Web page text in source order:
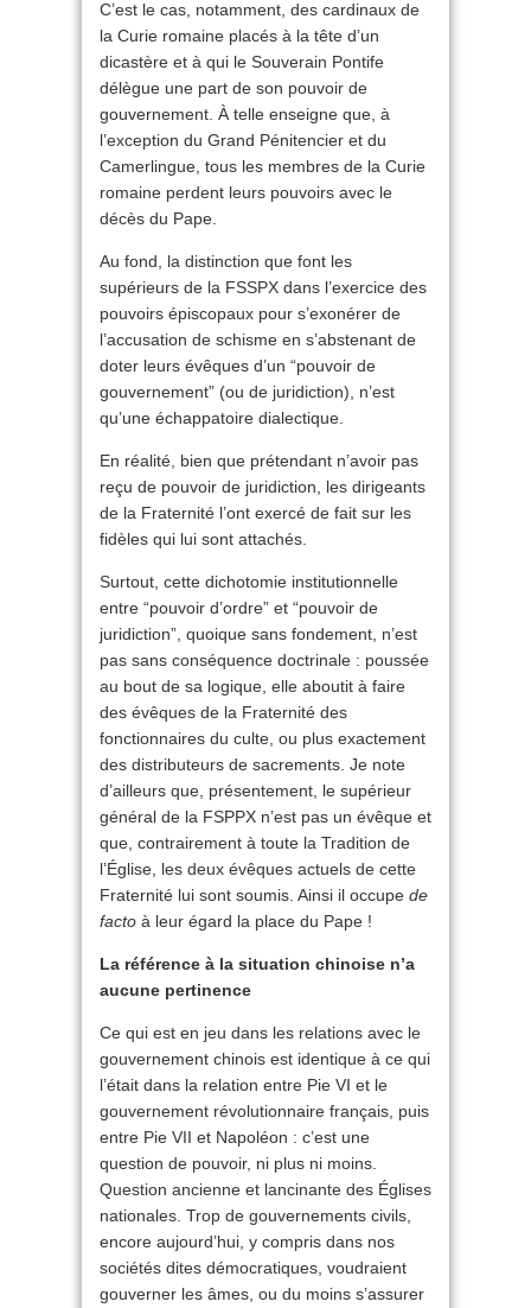
C’est le cas, notamment, des cardinaux de
la Curie romaine placés à la tête d’un
dicastère et à qui le Souverain Pontife
délègue une part de son pouvoir de
gouvernement. À telle enseigne que, à
l’exception du Grand Pénitencier et du
Camerlingue, tous les membres de la Curie
romaine perdent leurs pouvoirs avec le
décès du Pape.
Au fond, la distinction que font les
supérieurs de la FSSPX dans l’exercice des
pouvoirs épiscopaux pour s’exonérer de
l’accusation de schisme en s’abstenant de
doter leurs évêques d’un “pouvoir de
gouvernement” (ou de juridiction), n’est
qu’une échappatoire dialectique.
En réalité, bien que prétendant n’avoir pas
reçu de pouvoir de juridiction, les dirigeants
de la Fraternité l’ont exercé de fait sur les
fidèles qui lui sont attachés.
Surtout, cette dichotomie institutionnelle
entre “pouvoir d’ordre” et “pouvoir de
juridiction”, quoique sans fondement, n’est
pas sans conséquence doctrinale : poussée
au bout de sa logique, elle aboutit à faire
des évêques de la Fraternité des
fonctionnaires du culte, ou plus exactement
des distributeurs de sacrements. Je note
d’ailleurs que, présentement, le supérieur
général de la FSPPX n’est pas un évêque et
que, contrairement à toute la Tradition de
l’Église, les deux évêques actuels de cette
Fraternité lui sont soumis. Ainsi il occupe de
facto à leur égard la place du Pape !
La référence à la situation chinoise n’a
aucune pertinence
Ce qui est en jeu dans les relations avec le
gouvernement chinois est identique à ce qui
l’était dans la relation entre Pie VI et le
gouvernement révolutionnaire français, puis
entre Pie VII et Napoléon : c’est une
question de pouvoir, ni plus ni moins.
Question ancienne et lancinante des Églises
nationales. Trop de gouvernements civils,
encore aujourd’hui, y compris dans nos
sociétés dites démocratiques, voudraient
gouverner les âmes, ou du moins s’assurer